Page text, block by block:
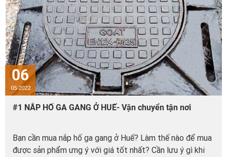
06
05-2022
#1 NẮP HỐ GA GANG Ở HUẾ- Vận chuyển tận nơi
Bạn cần mua nắp hố ga gang ở Huế? Làm thế nào để mua
được sản phẩm ưng ý với giá tốt nhất? Cần lưu ý gì khi